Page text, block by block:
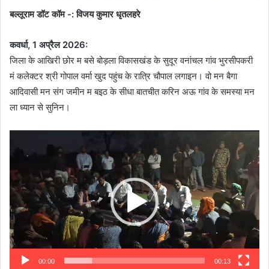
बल्लूराम डॉट कॉम -: विजय कुमार धृतलहरे
कवर्धा, 1 अप्रैल 2026:
जिला के आखिरी छोर म बसे बोड़ला विकासखंड के सुदूर वनांचल गांव भुरसीपकरी
मं कलेक्टर श्री गोपाल वर्मा खुद पहुंच के रात्रि चौपाल लगाइन। वो मन बैगा
आदिवासी मन संग जमीन म बइठ के सीधा बातचीत करिन अऊ गांव के समस्या मन
ला ध्यान से सुनिन।
Player
00:00 00:13